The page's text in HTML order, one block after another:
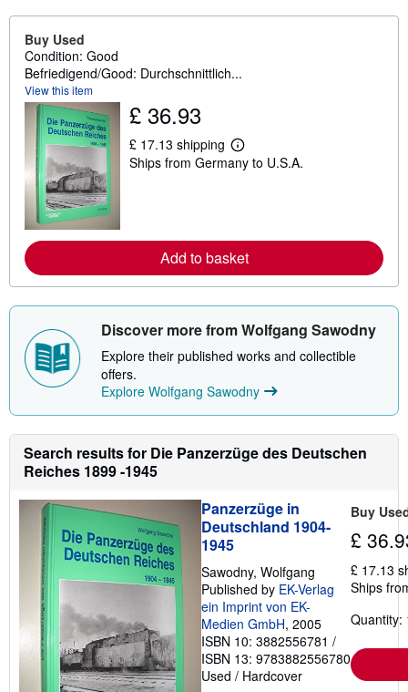
Buy Used
Condition: Good
Befriedigend/Good: Durchschnittlich...
View this item
£ 36.93
£ 17.13 shipping
L
e
e
a
b
t
h
p
g
r
a
s
Ships from Germany to U.S.A.
Add to basket
Discover more from Wolfgang Sawodny
Explore their published works and collectible
offers.
Explore Wolfgang Sawodny
Search results for Die Panzerzüge des Deutschen
Reiches 1899 -1945
Panzerzüge in
Deutschland 1904-
1945
Sawodny, Wolfgang
Published by EK-Verlag
ein Imprint von EK-
Medien GmbH, 2005
ISBN 10: 3882556781 /
ISBN 13: 9783882556780
Used / Hardcover
Buy
£
£ 17.13
Ships
Quantity: